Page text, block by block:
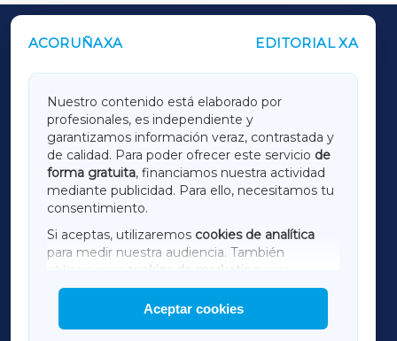
ACORUÑAXA EDITORIAL XA
Nuestro contenido está elaborado por
profesionales, es independiente y
garantizamos información veraz, contrastada y
de calidad. Para poder ofrecer este servicio de
forma gratuita, financiamos nuestra actividad
mediante publicidad. Para ello, necesitamos tu
consentimiento.
Si aceptas, utilizaremos cookies de analítica
para medir nuestra audiencia. También
utilizaremos
cookies de marketing
mostrar publicidad de terceros.
Asimismo, puedes personalizar la elección de
las cookies que deseas permitir.
Aceptar cookies
OUTROS PERIÓDICOS
LUGOXA
TERRACHAXA
AMARIÑAXA
RIBEIRASACRAXA